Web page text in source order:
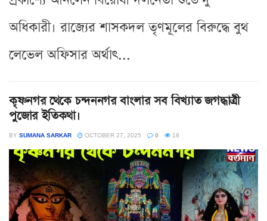
অধিকারী। রাজ্যের শাসকদল তৃণমূলের বিরুদ্ধে বুথ
লেভেল অফিসার অর্থাৎ...
কৃষ্ণনগর থেকে চন্দননগর বাংলার সব বিখ্যাত জগদ্ধাত্রী
পুজোর ইতিকথা।
BY SUMANA SARKAR OCTOBER 27, 2025 0 18